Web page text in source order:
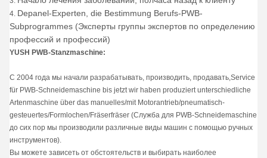
4. Depanel-Experten, die Bestimmung Berufs-PWB-
Subprogrammes (Эксперты группы экспертов по определению
профессий и профессий)
YUSH PWB-Stanzmaschine:
С 2004 года мы начали разрабатывать, производить, продавать,Service
für PWB-Schneidemaschine bis jetzt wir haben produziert unterschiedliche
Artenmaschine über das manuelles/mit Motorantrieb/pneumatisch-
gesteuertes/Formlochen/Fräserfräser (Служба для PWB-Schneidemaschine
до сих пор мы производили различные виды машин с помощью ручных
инструментов).
Вы можете зависеть от обстоятельств и выбирать наиболее